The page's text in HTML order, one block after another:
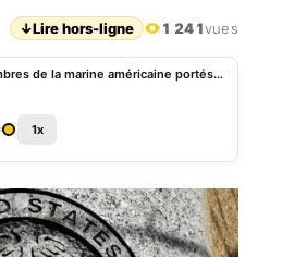
↓Lire hors-ligne 1 241vues
Deux membres de la marine américaine portés disparus au large de la Somalie
1x